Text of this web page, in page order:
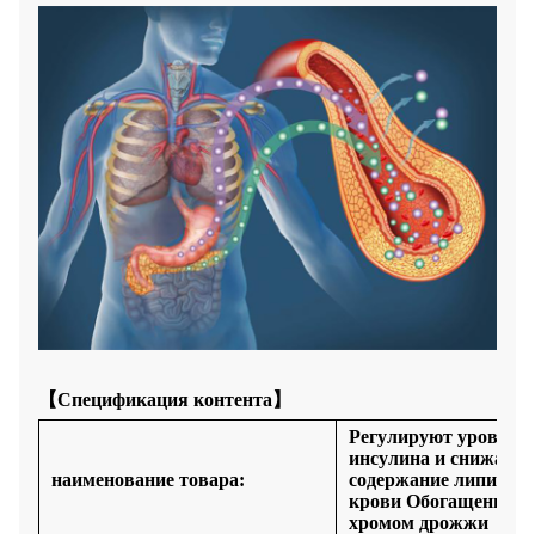
【Спецификация контента】
наименование товара:
Регулируют уровень
инсулина и снижают
содержание липидов
крови Обогащенные
хромом дрожжи